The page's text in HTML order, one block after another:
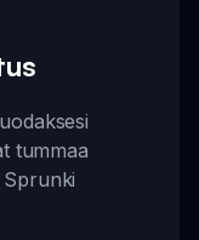
tummaa
Sprunki